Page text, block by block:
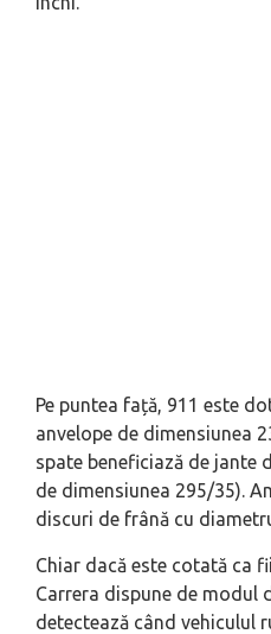
Pe puntea față, 911 este
anvelope de dimensiunea
spate beneficiază de jante
de dimensiunea 295/35).
discuri de frână cu
Chiar dacă este cotată ca
Carrera dispune de modul
detectează când vehiculul